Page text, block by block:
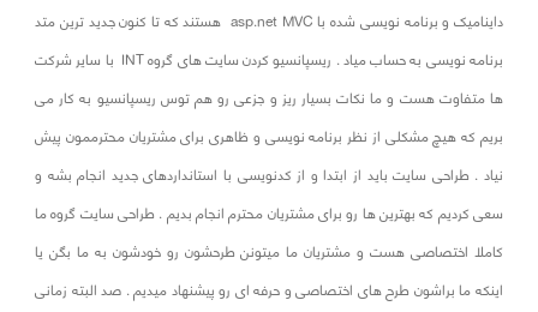
داینامیک و برنامه نویسی شده با asp.net MVC هستند که تا کنون جدید ترین متد
برنامه نویسی به حساب میاد . ریسپانسیو کردن سایت های گروه INT با سایر شرکت
ها متفاوت هست و ما نکات بسیار ریز و جزعی رو هم توس ریسپانسیو به کار می
بریم که هیچ مشکلی از نظر برنامه نویسی و ظاهری برای مشتریان محترممون پیش
نیاد . طراحی سایت باید از ابتدا و از کدنویسی با استانداردهای جدید انجام بشه و
سعی کردیم که بهترین ها رو برای مشتریان محترم انجام بدیم . طراحی سایت گروه ما
کاملا اختصاصی هست و مشتریان ما میتونن طرحشون رو خودشون به ما بگن یا
اینکه ما براشون طرح های اختصاصی و حرفه ای رو پیشنهاد میدیم . صد البته زمانی